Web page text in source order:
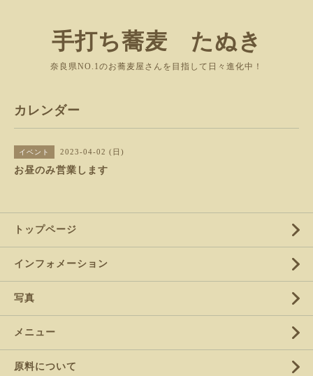
手打ち蕎麦 たぬき
奈良県NO.1のお蕎麦屋さんを目指して日々進化中！
カレンダー
イベント 2023-04-02 (日)
お昼のみ営業します
トップページ
インフォメーション
写真
メニュー
原料について